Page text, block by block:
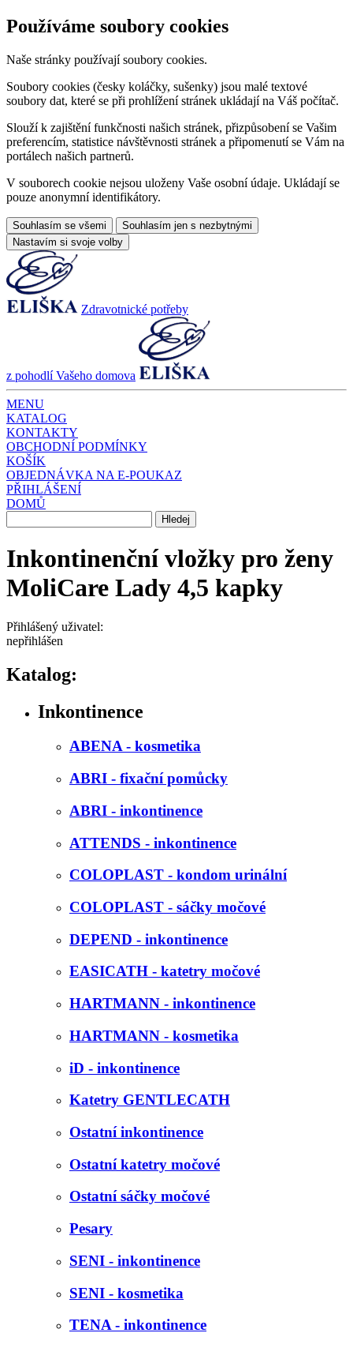
Používáme soubory cookies
Naše stránky používají soubory cookies.
Soubory cookies (česky koláčky, sušenky) jsou malé textové
soubory dat, které se při prohlížení stránek ukládají na Váš počítač.
Slouží k zajištění funkčnosti našich stránek, přizpůsobení se Vašim
preferencím, statistice návštěvnosti stránek a připomenutí se Vám na
portálech našich partnerů.
V souborech cookie nejsou uloženy Vaše osobní údaje. Ukládají se
pouze anonymní identifikátory.
Souhlasím se všemi
Souhlasím jen s nezbytnými
Nastavím si svoje volby
Zdravotnické potřeby
z pohodlí Vašeho domova
MENU
KATALOG
KONTAKTY
OBCHODNÍ PODMÍNKY
KOŠÍK
OBJEDNÁVKA NA E-POUKAZ
PŘIHLÁŠENÍ
DOMŮ
Inkontinenční vložky pro ženy
MoliCare Lady 4,5 kapky
Přihlášený uživatel:
nepřihlášen
Katalog:
Inkontinence
ABENA - kosmetika
ABRI - fixační pomůcky
ABRI - inkontinence
ATTENDS - inkontinence
COLOPLAST - kondom urinální
COLOPLAST - sáčky močové
DEPEND - inkontinence
EASICATH - katetry močové
HARTMANN - inkontinence
HARTMANN - kosmetika
iD - inkontinence
Katetry GENTLECATH
Ostatní inkontinence
Ostatní katetry močové
Ostatní sáčky močové
Pesary
SENI - inkontinence
SENI - kosmetika
TENA - inkontinence